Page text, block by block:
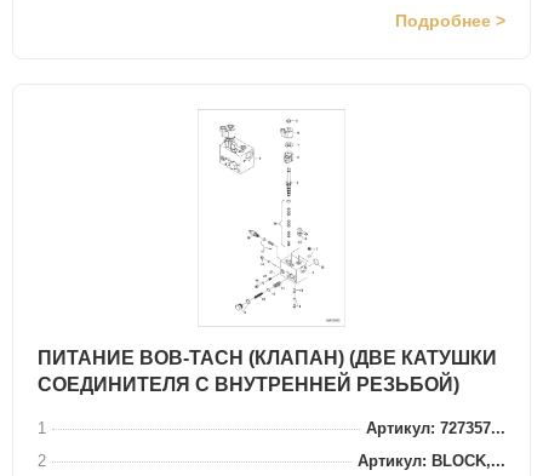
Подробнее >
ПИТАНИЕ BOB-TACH (КЛАПАН) (ДВЕ КАТУШКИ
СОЕДИНИТЕЛЯ С ВНУТРЕННЕЙ РЕЗЬБОЙ)
1
Артикул: 727357...
2
Артикул: BLOCK,...